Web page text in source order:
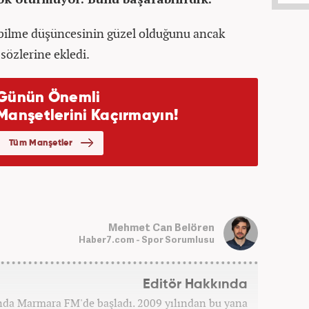
düşüncesinin güzel olduğunu ancak
ekledi.
Mehmet Can Belören
Haber7.com - Spor Sorumlusu
Editör Hakkında
Marmara FM'de başladı. 2009 yılından bu yana